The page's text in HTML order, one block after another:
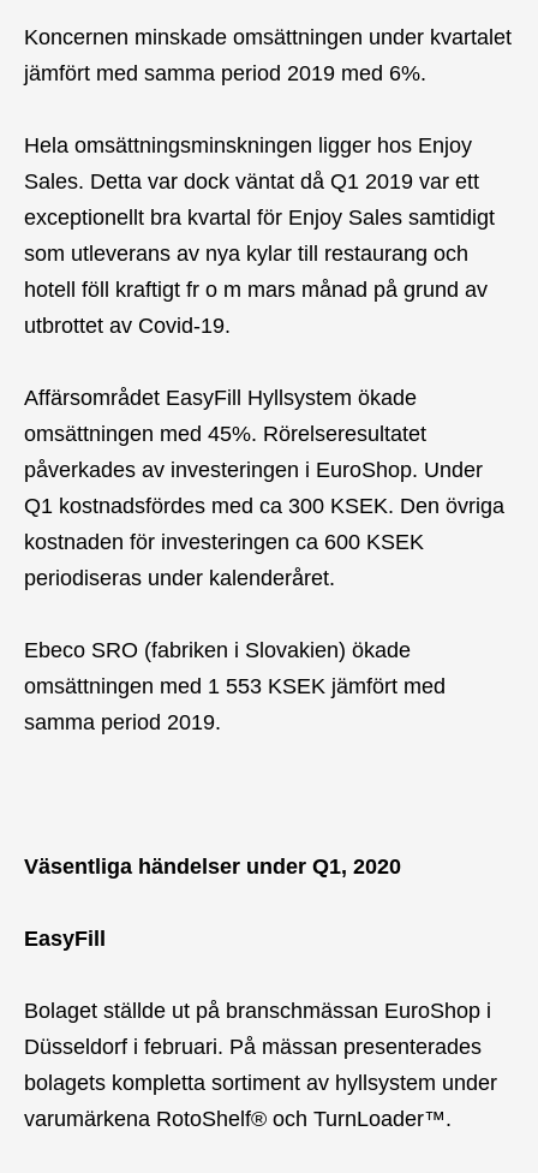
Koncernen minskade omsättningen under kvartalet
jämfört med samma period 2019 med 6%.
Hela omsättningsminskningen ligger hos Enjoy
Sales. Detta var dock väntat då Q1 2019 var ett
exceptionellt bra kvartal för Enjoy Sales samtidigt
som utleverans av nya kylar till restaurang och
hotell föll kraftigt fr o m mars månad på grund av
utbrottet av Covid-19.
Affärsområdet EasyFill Hyllsystem ökade
omsättningen med 45%. Rörelseresultatet
påverkades av investeringen i EuroShop. Under
Q1 kostnadsfördes med ca 300 KSEK. Den övriga
kostnaden för investeringen ca 600 KSEK
periodiseras under kalenderåret.
Ebeco SRO (fabriken i Slovakien) ökade
omsättningen med 1 553 KSEK jämfört med
samma period 2019.
Väsentliga händelser under Q1, 2020
EasyFill
Bolaget ställde ut på branschmässan EuroShop i
Düsseldorf i februari. På mässan presenterades
bolagets kompletta sortiment av hyllsystem under
varumärkena RotoShelf® och TurnLoader™.